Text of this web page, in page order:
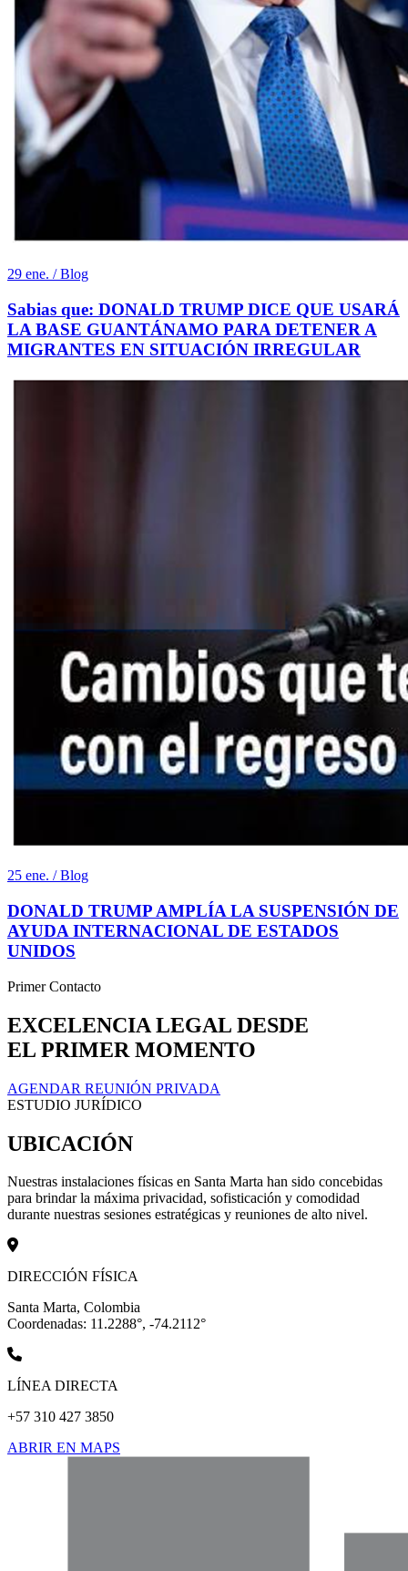
29 ene. / Blog
Sabias que: DONALD TRUMP DICE QUE USARÁ
LA BASE GUANTÁNAMO PARA DETENER A
MIGRANTES EN SITUACIÓN IRREGULAR
25 ene. / Blog
DONALD TRUMP AMPLÍA LA SUSPENSIÓN DE
AYUDA INTERNACIONAL DE ESTADOS
UNIDOS
Primer Contacto
EXCELENCIA LEGAL DESDE
EL PRIMER MOMENTO
AGENDAR REUNIÓN PRIVADA
ESTUDIO JURÍDICO
UBICACIÓN
Nuestras instalaciones físicas en Santa Marta han sido concebidas
para brindar la máxima privacidad, sofisticación y comodidad
durante nuestras sesiones estratégicas y reuniones de alto nivel.
DIRECCIÓN FÍSICA
Santa Marta, Colombia
Coordenadas: 11.2288°, -74.2112°
LÍNEA DIRECTA
+57 310 427 3850
ABRIR EN MAPS